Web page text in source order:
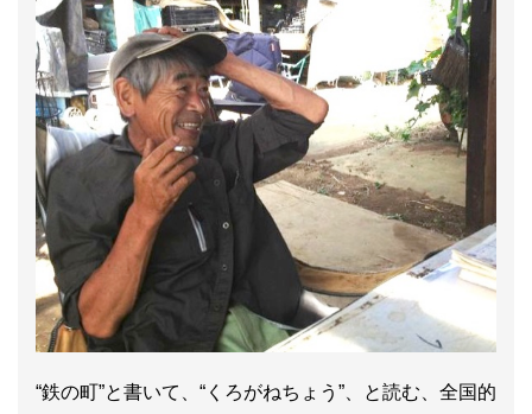
“鉄の町”と書いて、“くろがねちょう”、と読む、全国的